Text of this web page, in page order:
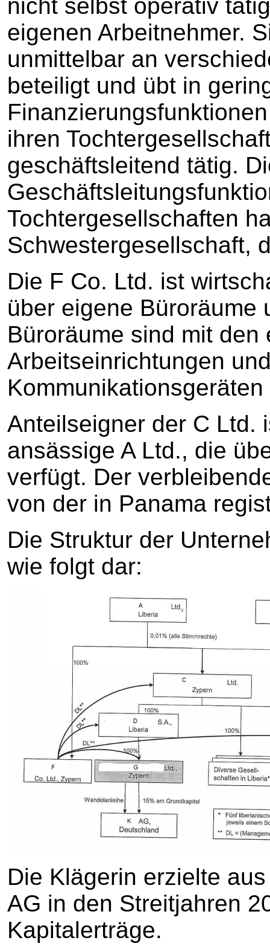
nicht selbst operativ
eigenen Arbeitnehmer.
unmittelbar an
beteiligt und übt in
ihren
geschäftsleitend tätig.
Tochtergesellschaften
Schwestergesellschaft,
Die F Co. Ltd. ist
über eigene Büroräume
Büroräume sind mit den
Arbeitseinrichtungen
Anteilseigner der C Ltd.
ansässige A Ltd., die
verfügt. Der
von der in Panama
Die Struktur der
wie folgt dar:
Die Klägerin erzielte
AG in den Streitjahren
Kapitalerträge.